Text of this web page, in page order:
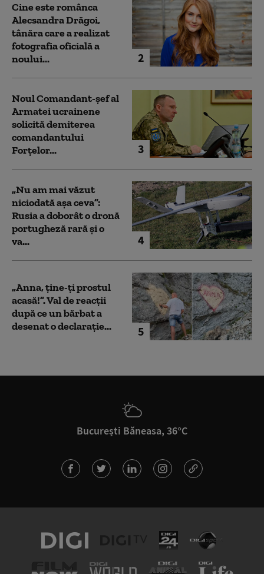
2
Cine este românca
Alecsandra Drăgoi,
tânăra care a realizat
fotografia oficială a
noului...
3
Noul Comandant-șef al
Armatei ucrainene
solicită demiterea
comandantului
Forțelor...
4
„Nu am mai văzut
niciodată așa ceva”:
Rusia a doborât o dronă
portugheză rară și o
va...
5
„Anna, ţine-ţi prostul
acasă!”. Val de reacții
după ce un bărbat a
desenat o declarație...
București Băneasa, 36°C